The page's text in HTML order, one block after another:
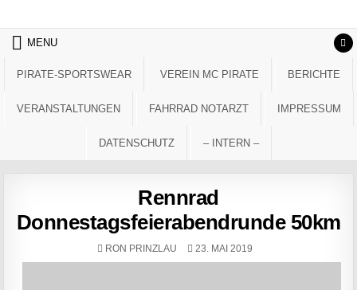
MENU
PIRATE-SPORTSWEAR VEREIN MC PIRATE BERICHTE
VERANSTALTUNGEN FAHRRAD NOTARZT IMPRESSUM
DATENSCHUTZ – INTERN –
Rennrad
Donnestagsfeierabendrunde 50km
AUTHOR:
RON PRINZLAU PUBLISHED DATE:
23. MAI 2019